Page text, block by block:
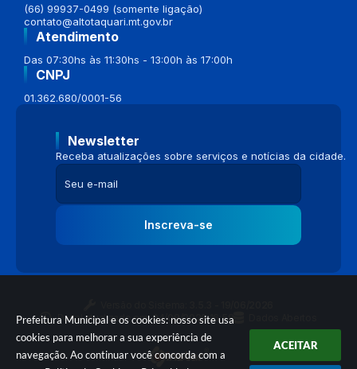
Prefeitura Municipal e os cookies: nosso site usa
cookies para melhorar a sua experiência de
navegação. Ao continuar você concorda com a
ACEITAR
(66) 99937-0499 (somente ligação)
contato@altotaquari.mt.gov.br
Atendimento
Das 07:30hs às 11:30hs - 13:00h às 17:00h
CNPJ
01.362.680/0001-56
Newsletter
Receba atualizações sobre serviços e notícias da cidade.
Inscreva-se
Portal atualizado em:04/08/2026 16:58